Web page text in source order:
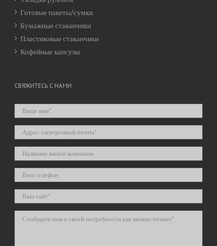
Готовые пакеты/сумки
Бумажные стаканчики
Пластиковые стаканчики
Кофейные капсулы
СВЯЖИТЕСЬ С НАМИ